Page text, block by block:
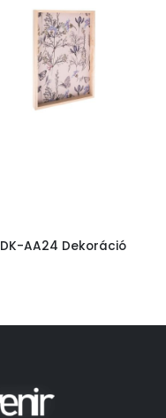
DK-AA24 Dekoráció